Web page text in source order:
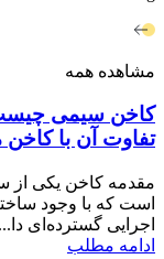
مشاهده همه
کاخن سیمی
تفاوت آن با
مقدمه کاخن یکی از
است که با وجود
اجرایی گسترده‌ای دا...
ادامه مطلب